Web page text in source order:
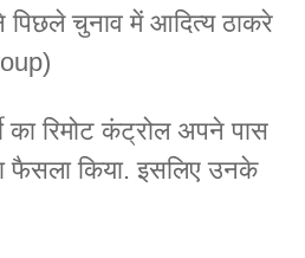
पिछले चुनाव में आदित्य ठाकरे
का रिमोट कंट्रोल अपने पास
फैसला किया. इसलिए उनके